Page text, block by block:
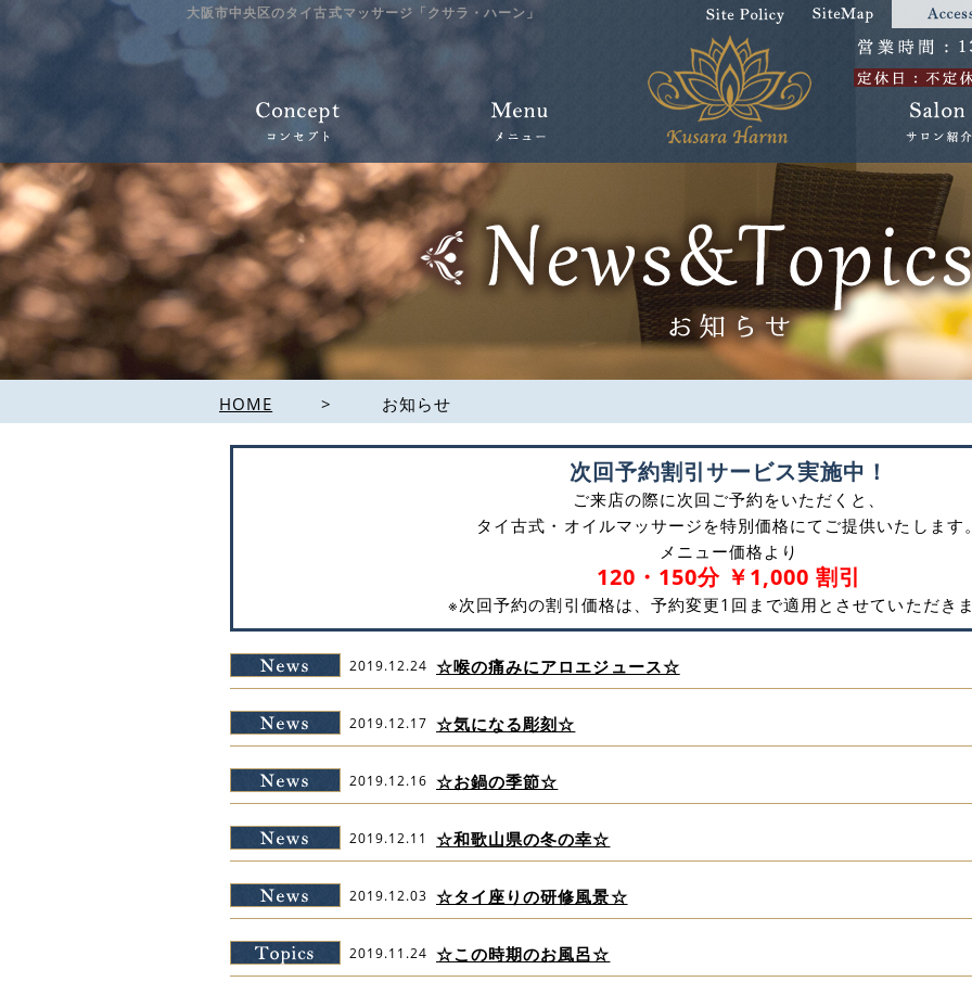
大阪市中央区のタイ古式マッサージ「クサラ・ハーン」
HOME > お知らせ
次回予約割引サービス実施中！
ご来店の際に次回ご予約をいただくと、
タイ古式・オイルマッサージを特別価格にてご提供いたします。
メニュー価格より
120・150分 ￥1,000 割引
※次回予約の割引価格は、予約変更1回まで適用とさせていただきま
2019.12.24 ☆喉の痛みにアロエジュース☆
2019.12.17 ☆気になる彫刻☆
2019.12.16 ☆お鍋の季節☆
2019.12.11 ☆和歌山県の冬の幸☆
2019.12.03 ☆タイ座りの研修風景☆
2019.11.24 ☆この時期のお風呂☆